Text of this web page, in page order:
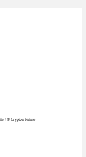
/ © Crypton Future